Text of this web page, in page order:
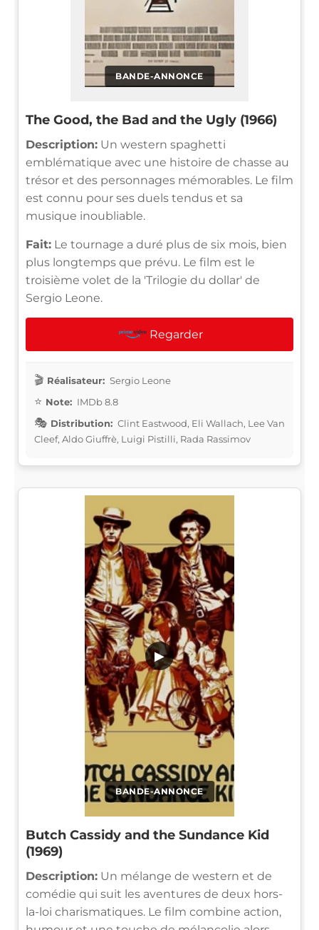
BANDE-ANNONCE
The Good, the Bad and the Ugly (1966)
Description: Un western spaghetti
emblématique avec une histoire de chasse au
trésor et des personnages mémorables. Le film
est connu pour ses duels tendus et sa
musique inoubliable.
Fait: Le tournage a duré plus de six mois, bien
plus longtemps que prévu. Le film est le
troisième volet de la 'Trilogie du dollar' de
Sergio Leone.
Regarder
Réalisateur: Sergio Leone
Note: IMDb 8.8
Distribution: Clint Eastwood, Eli Wallach, Lee Van
Cleef, Aldo Giuffrè, Luigi Pistilli, Rada Rassimov
BANDE-ANNONCE
▶
Butch Cassidy and the Sundance Kid
(1969)
Description: Un mélange de western et de
comédie qui suit les aventures de deux hors-
la-loi charismatiques. Le film combine action,